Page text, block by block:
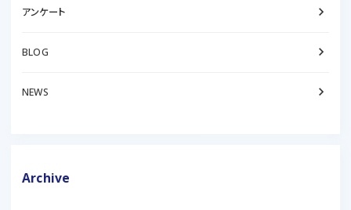
アンケート keyboard_arrow_right
BLOG keyboard_arrow_right
NEWS keyboard_arrow_right
Archive